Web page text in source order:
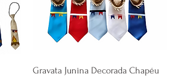
Visualização rápida
Gravata Junina Decorada Chapéu